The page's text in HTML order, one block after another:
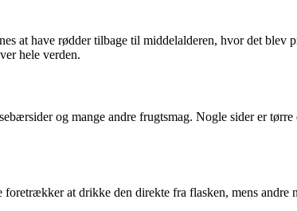
at have rødder tilbage til middelalderen, hvor det
hele verden.
og mange andre frugtsmag. Nogle sider er tørre
at drikke den direkte fra flasken, mens